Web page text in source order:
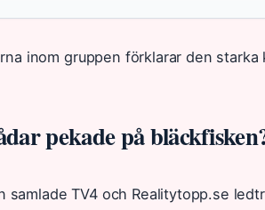
inom gruppen förklarar den
pekade på
samlade TV4 och Realitytopp.se